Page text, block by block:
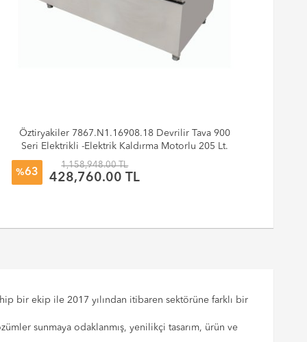
Öztiryakiler 7867.N1.16908.18 Devrilir Tava 900
Seri Elektrikli -Elektrik Kaldırma Motorlu 205 Lt.
160x90x85
%63
1,158,948.00 TL
428,760.00 TL
bir ekip ile 2017 yılından itibaren sektörüne farklı bir
sunmaya odaklanmış, yenilikçi tasarım, ürün ve